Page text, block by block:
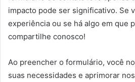
impacto pode ser significativo. Se
experiência ou se há algo em que
compartilhe conosco!
Ao preencher o formulário, você
suas necessidades e aprimorar